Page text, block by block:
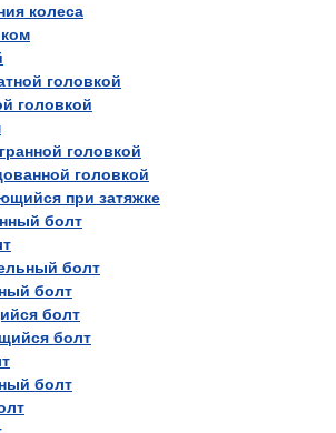
колеса
головкой
головкой
головкой
головкой
при затяжке
болт
болт
болт
болт
болт
болт